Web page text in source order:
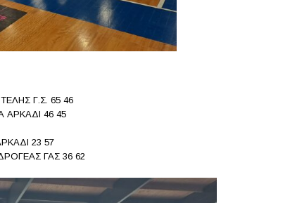
Γ.Σ. 65 46
46 45
23 57
ΓΑΣ 36 62